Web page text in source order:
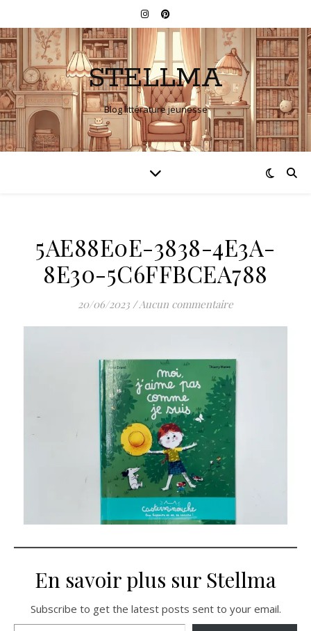
STELLMA
Blog littérature jeunesse
5AE88E0E-3838-4E3A-
8E30-5C6FFBCEA788
20/06/2023 /Aucun commentaire
En savoir plus sur Stellma
Subscribe to get the latest posts sent to your email.
Saisissez votre adresse e-mail…